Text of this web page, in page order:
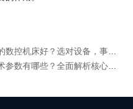
机床好？选对设备，事半功倍
数有哪些？全面解析核心指标